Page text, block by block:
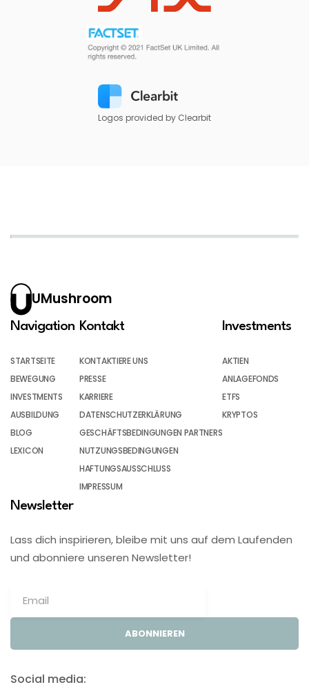
Logos provided by Clearbit
UMushroom
Navigation
STARTSEITE
BEWEGUNG
INVESTMENTS
AUSBILDUNG
BLOG
LEXICON
Kontakt
KONTAKTIERE UNS
PRESSE
KARRIERE
DATENSCHUTZERKLÄRUNG
GESCHÄFTSBEDINGUNGEN PARTNERS
NUTZUNGSBEDINGUNGEN
HAFTUNGSAUSSCHLUSS
IMPRESSUM
Investments
AKTIEN
ANLAGEFONDS
ETFS
KRYPTOS
Newsletter
Lass dich inspirieren, bleibe mit uns auf dem Laufenden
und abonniere unseren Newsletter!
ABONNIEREN
Social media: